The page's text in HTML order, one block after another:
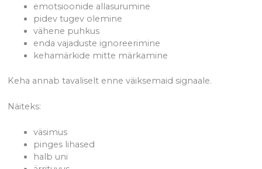
emotsioonide allasurumine
pidev tugev olemine
vähene puhkus
enda vajaduste ignoreerimine
kehamärkide mitte märkamine
Keha annab tavaliselt enne väiksemaid signaale.
Näiteks:
väsimus
pinges lihased
halb uni